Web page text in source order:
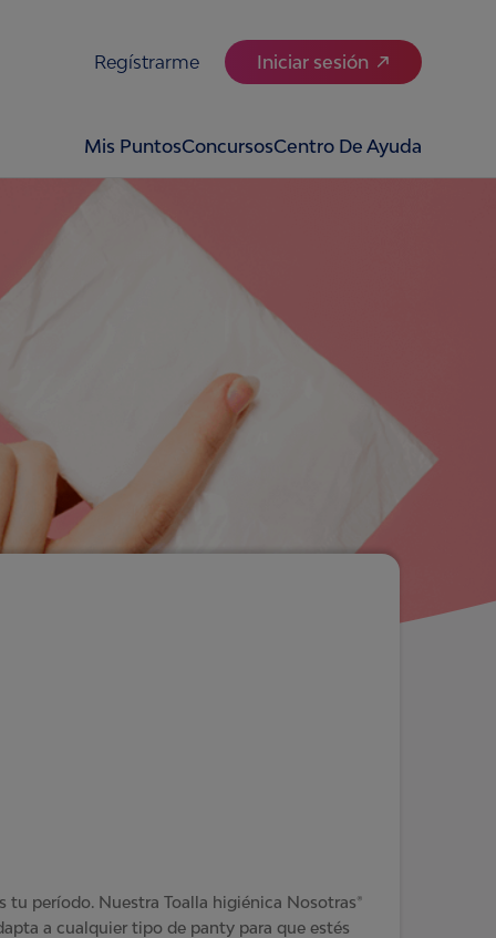
Regístrarme Iniciar sesión
Mis PuntosConcursosCentro De Ayuda
período. Nuestra Toalla higiénica Nosotras®
a cualquier tipo de panty para que estés